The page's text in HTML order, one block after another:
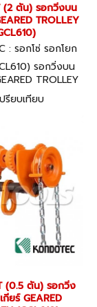
(2 ตัน) รอกวิ่งบน
TROLLEY
: รอกโซ่ รอกโยก
KT-GT2.0T
รอกวิ่งบน
TROLLEY
เทศญี่ปุ่น พร้อมใบ
GUARANTEE
รียบเทียบ
(0.5 ตัน) รอกวิ่ง
กียร์ GEARED